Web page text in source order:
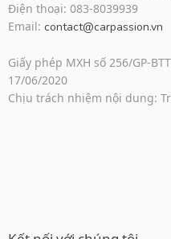
Điện thoại: 083-8039939
Email: contact@carpassion.vn
Giấy phép MXH số 256/GP-
17/06/2020
Chịu trách nhiệm nội dung: